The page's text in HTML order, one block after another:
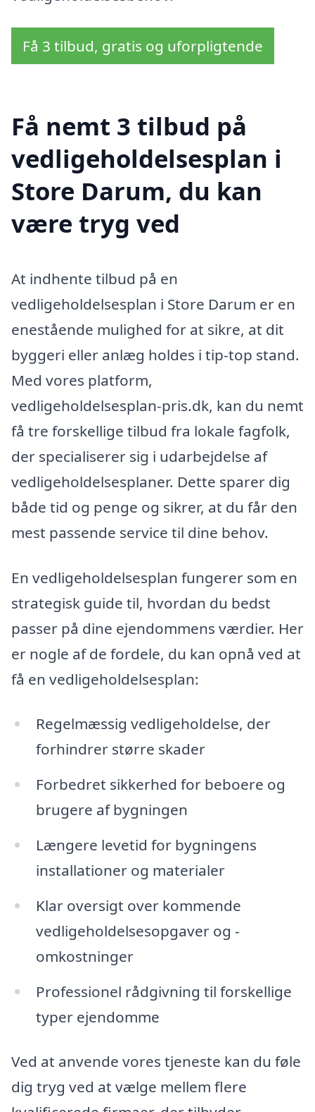
Få 3 tilbud, gratis og uforpligtende
Få nemt 3 tilbud på
vedligeholdelsesplan i
Store Darum, du kan
være tryg ved
At indhente tilbud på en
vedligeholdelsesplan i Store Darum er en
enestående mulighed for at sikre, at dit
byggeri eller anlæg holdes i tip-top stand.
Med vores platform,
vedligeholdelsesplan-pris.dk, kan du nemt
få tre forskellige tilbud fra lokale fagfolk,
der specialiserer sig i udarbejdelse af
vedligeholdelsesplaner. Dette sparer dig
både tid og penge og sikrer, at du får den
mest passende service til dine behov.
En vedligeholdelsesplan fungerer som en
strategisk guide til, hvordan du bedst
passer på dine ejendommens værdier. Her
er nogle af de fordele, du kan opnå ved at
få en vedligeholdelsesplan:
Regelmæssig vedligeholdelse, der
forhindrer større skader
Forbedret sikkerhed for beboere og
brugere af bygningen
Længere levetid for bygningens
installationer og materialer
Klar oversigt over kommende
vedligeholdelsesopgaver og -
omkostninger
Professionel rådgivning til forskellige
typer ejendomme
Ved at anvende vores tjeneste kan du føle
dig tryg ved at vælge mellem flere